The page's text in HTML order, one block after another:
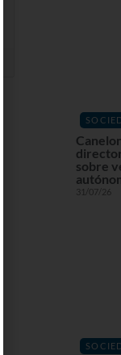
sobre
31/07/26